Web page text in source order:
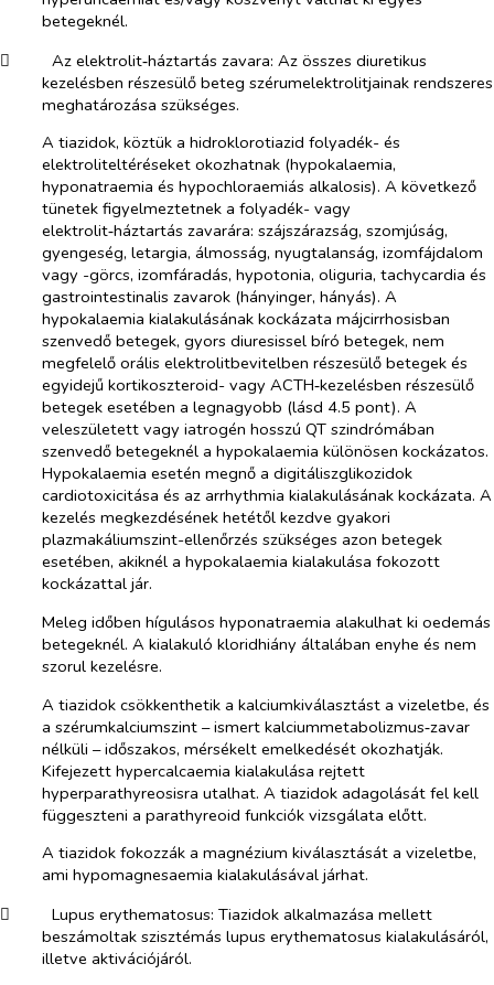
betegeknél.
​
Az elektrolit‑háztartás zavara: Az összes diuretikus
kezelésben részesülő beteg szérumelektrolitjainak rendszeres
meghatározása szükséges.
A tiazidok, köztük a hidroklorotiazid folyadék- és
elektroliteltéréseket okozhatnak (hypokalaemia,
hyponatraemia és hypochloraemiás alkalosis). A következő
tünetek figyelmeztetnek a folyadék- vagy
elektrolit‑háztartás zavarára: szájszárazság, szomjúság,
gyengeség, letargia, álmosság, nyugtalanság, izomfájdalom
vagy -görcs, izomfáradás, hypotonia, oliguria, tachycardia és
gastrointestinalis zavarok (hányinger, hányás). A
hypokalaemia kialakulásának kockázata májcirrhosisban
szenvedő betegek, gyors diuresissel bíró betegek, nem
megfelelő orális elektrolitbevitelben részesülő betegek és
egyidejű kortikoszteroid- vagy ACTH‑kezelésben részesülő
betegek esetében a legnagyobb (lásd 4.5 pont). A
veleszületett vagy iatrogén hosszú QT szindrómában
szenvedő betegeknél a hypokalaemia különösen kockázatos.
Hypokalaemia esetén megnő a digitáliszglikozidok
cardiotoxicitása és az arrhythmia kialakulásának kockázata. A
kezelés megkezdésének hetétől kezdve gyakori
plazmakáliumszint-ellenőrzés szükséges azon betegek
esetében, akiknél a hypokalaemia kialakulása fokozott
kockázattal jár.
Meleg időben hígulásos hyponatraemia alakulhat ki oedemás
betegeknél. A kialakuló kloridhiány általában enyhe és nem
szorul kezelésre.
A tiazidok csökkenthetik a kalciumkiválasztást a vizeletbe, és
a szérumkalciumszint – ismert kalciummetabolizmus‑zavar
nélküli – időszakos, mérsékelt emelkedését okozhatják.
Kifejezett hypercalcaemia kialakulása rejtett
hyperparathyreosisra utalhat. A tiazidok adagolását fel kell
függeszteni a parathyreoid funkciók vizsgálata előtt.
A tiazidok fokozzák a magnézium kiválasztását a vizeletbe,
ami hypomagnesaemia kialakulásával járhat.
​
Lupus erythematosus: Tiazidok alkalmazása mellett
beszámoltak szisztémás lupus erythematosus kialakulásáról,
illetve aktivációjáról.